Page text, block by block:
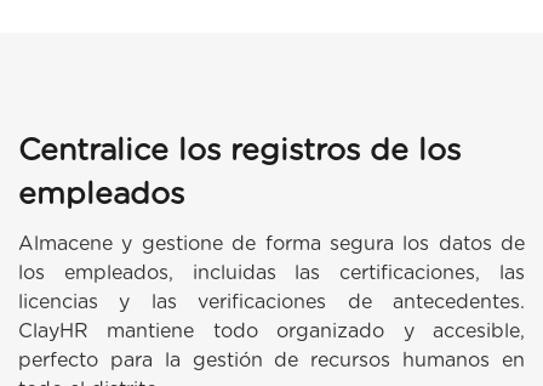
Centralice los registros de los
empleados
Almacene y gestione de forma segura los datos de
los empleados, incluidas las certificaciones, las
licencias y las verificaciones de antecedentes.
ClayHR mantiene todo organizado y accesible,
perfecto para la gestión de recursos humanos en